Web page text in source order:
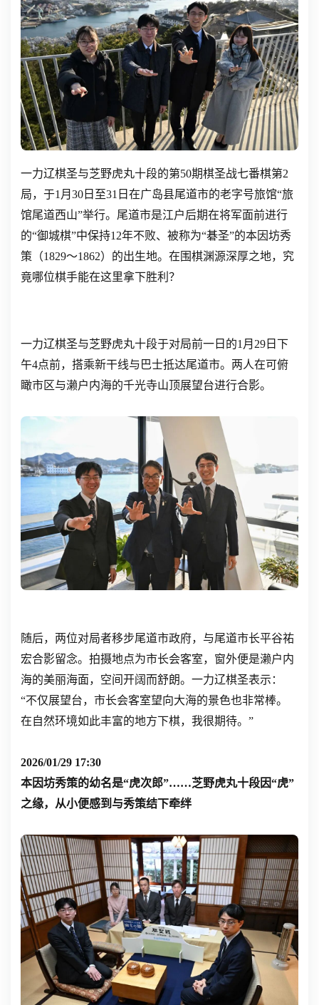
一力辽棋圣与芝野虎丸十段的第50期棋圣战七番棋第2
局，于1月30日至31日在广岛县尾道市的老字号旅馆“旅
馆尾道西山”举行。尾道市是江户后期在将军面前进行
的“御城棋”中保持12年不败、被称为“碁圣”的本因坊秀
策（1829～1862）的出生地。在围棋渊源深厚之地，究
竟哪位棋手能在这里拿下胜利？
一力辽棋圣与芝野虎丸十段于对局前一日的1月29日下
午4点前，搭乘新干线与巴士抵达尾道市。两人在可俯
瞰市区与濑户内海的千光寺山顶展望台进行合影。
随后，两位对局者移步尾道市政府，与尾道市长平谷祐
宏合影留念。拍摄地点为市长会客室，窗外便是濑户内
海的美丽海面，空间开阔而舒朗。一力辽棋圣表示：
“不仅展望台，市长会客室望向大海的景色也非常棒。
在自然环境如此丰富的地方下棋，我很期待。”
2026/01/29 17:30
本因坊秀策的幼名是“虎次郎”……芝野虎丸十段因“虎”
之缘，从小便感到与秀策结下牵绊